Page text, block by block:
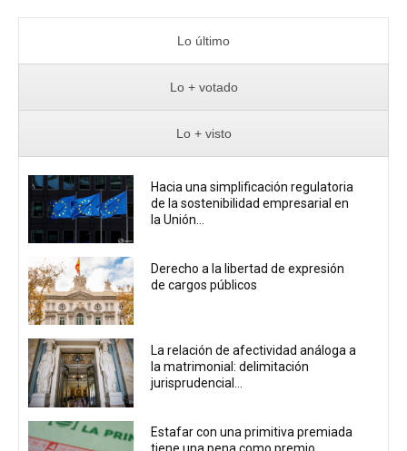
Lo último
Lo + votado
Lo + visto
Hacia una simplificación regulatoria
de la sostenibilidad empresarial en
la Unión...
Derecho a la libertad de expresión
de cargos públicos
La relación de afectividad análoga a
la matrimonial: delimitación
jurisprudencial...
Estafar con una primitiva premiada